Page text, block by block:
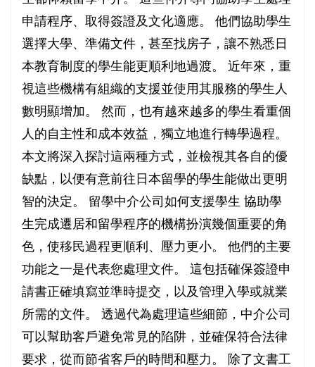
申請程序、取得簽證及文化適應。 他們協助學生
選擇大學、準備文件，甚至找房子，讓不熟悉日
本教育制度的學生能更順利地過渡。 近年來，重
視這些機構有組織的支援並使用其服務的學生人
數明顯增加。 然而，也有越來越多的學生看重個
人的自主性和成本效益，獨立地進行轉學過程。
本文將深入探討這兩種方式，並檢視其各自的優
缺點，以便有意前往日本留學的學生能做出更明
智的決定。 留學中介公司如何支援學生 協助學
生完成遷居和留學程序的機構扮演幾個重要的角
色，使移民過程更順利、壓力更小。 他們的主要
功能之一是代表您處理文件。 這包括確保簽證申
請書正確填寫並準時提交，以及管理入學或就業
所需的文件。 透過代為處理這些細節，中介公司
可以幫助客戶避免常見的陷阱，並確保符合法律
要求，從而節省客戶的時間和壓力。 除了文書工